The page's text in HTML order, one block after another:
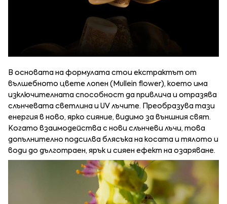
В основата на формулата стои екстрактът от
вълшебното цвете лопен (Mullein flower), което има
изключителната способност да привлича и отразява
слънчевата светлина и UV лъчите. Преобразува тази
енергия в ново, ярко сияние, видимо за външния свят.
Когато взаимодейства с нови слънчеви лъчи, това
допълнително подсилва блясъка на косата и тялото и
води до дълготраен, ярък и сияен ефект на озаряване.